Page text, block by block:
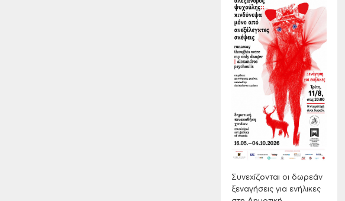
Συνεχίζονται οι
δωρεάν ξεναγήσεις
για ενήλικες στη
Δημοτική
Πινακοθήκη Χανίων:
Την Τρίτη 11/08
Συνεχίζονται οι δωρεάν
ξεναγήσεις για ενήλικες